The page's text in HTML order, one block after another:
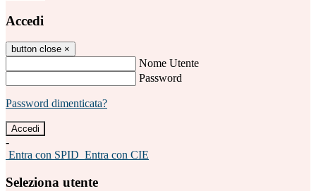
Accedi
button close ×
Nome Utente
Password
Password dimenticata?
-
Entra con SPID Entra con CIE
Seleziona utente